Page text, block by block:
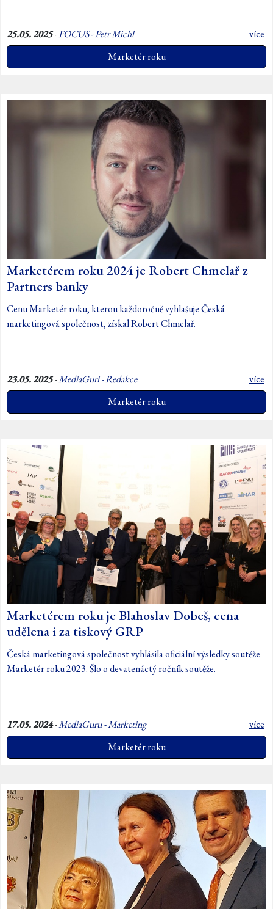
25.05. 2025-FOCUS - Petr Michl
více
Marketér roku
Marketérem roku 2024 je Robert Chmelař z
Partners banky
Cenu Marketér roku, kterou každoročně vyhlašuje Česká
marketingová společnost, získal Robert Chmelař.
23.05. 2025-MediaGuri - Redakce
více
Marketér roku
Marketérem roku je Blahoslav Dobeš, cena
udělena i za tiskový GRP
Česká marketingová společnost vyhlásila oficiální výsledky soutěže
Marketér roku 2023. Šlo o devatenáctý ročník soutěže.
17.05. 2024-MediaGuru - Marketing
více
Marketér roku